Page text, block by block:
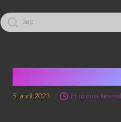
Led
efter:
5. april 2023 Et minuts læsetid